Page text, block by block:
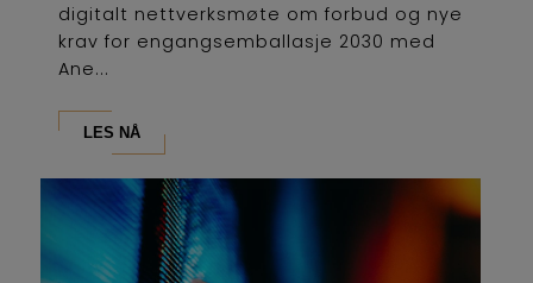
digitalt nettverksmøte om forbud og nye
krav for engangsemballasje 2030 med
Ane...
LES NÅ